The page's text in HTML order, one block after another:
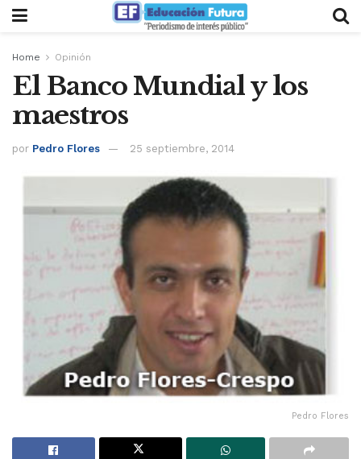
Home Opinión
El Banco Mundial y los
maestros
por Pedro Flores 25 septiembre, 2014
Pedro Flores